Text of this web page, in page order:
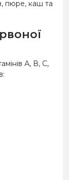
пюре, каш та
А, В, С,